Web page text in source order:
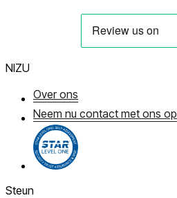
NIZU
Over ons
Neem nu contact met ons op
Steun